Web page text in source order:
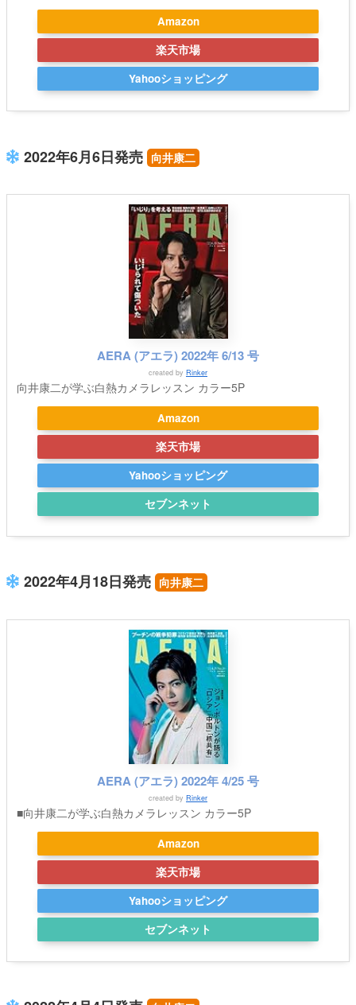
Amazon
楽天市場
Yahooショッピング
2022年6月6日発売 向井康二
AERA (アエラ) 2022年 6/13 号
created by Rinker
向井康二が学ぶ白熱カメラレッスン カラー5P
Amazon
楽天市場
Yahooショッピング
セブンネット
2022年4月18日発売 向井康二
AERA (アエラ) 2022年 4/25 号
created by Rinker
■向井康二が学ぶ白熱カメラレッスン カラー5P
Amazon
楽天市場
Yahooショッピング
セブンネット